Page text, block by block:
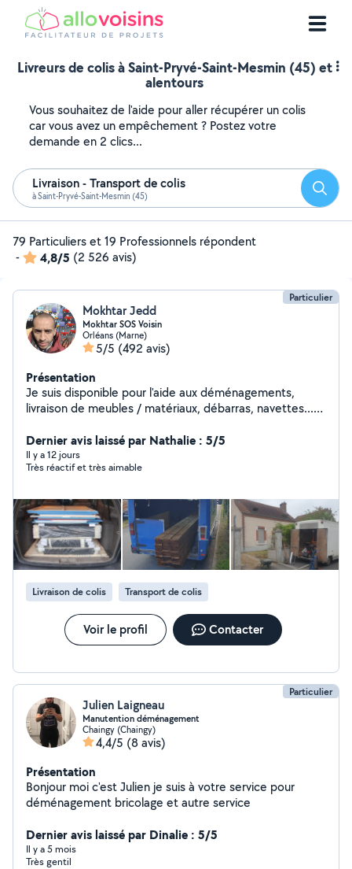
Livreurs de colis à Saint-Pryvé-Saint-Mesmin (45) et
alentours
Vous souhaitez de l'aide pour aller récupérer un colis
car vous avez un empêchement ? Postez votre
demande en 2 clics...
Livraison - Transport de colis
à Saint-Pryvé-Saint-Mesmin (45)
79 Particuliers et 19 Professionnels répondent
-
4,8/5 (2 526 avis)
Particulier
Mokhtar Jedd
Mokhtar SOS Voisin
Orléans (Marne)
5/5 (492 avis)
Présentation
Je suis disponible pour l'aide aux déménagements,
livraison de meubles / matériaux, débarras, navettes...
dans la bonne humeur :) N'hésitez surtout pas à me
faire part de vos besoins en m'appelant.
Dernier avis laissé par Nathalie : 5/5
Il y a 12 jours
Très réactif et très aimable
Livraison de colis Transport de colis
Voir le profil Contacter
Particulier
Julien Laigneau
Manutention déménagement
Chaingy (Chaingy)
4,4/5 (8 avis)
Présentation
Bonjour moi c'est Julien je suis à votre service pour
déménagement bricolage et autre service
Dernier avis laissé par Dinalie : 5/5
Il y a 5 mois
Très gentil